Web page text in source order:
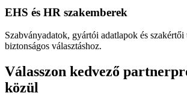
EHS és HR szakemberek
Szabványadatok, gyártói adatlapok és szakértői
biztonságos választáshoz.
Válasszon kedvező
közül